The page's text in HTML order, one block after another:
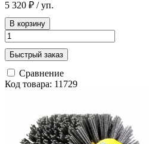
5 320 ₽ / уп.
В корзину
Быстрый заказ
Сравнение
Код товара: 11729